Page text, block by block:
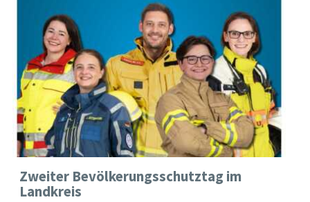
Zweiter Bevölkerungsschutztag im
Landkreis